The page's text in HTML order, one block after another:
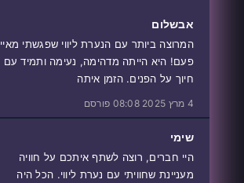
אבשלום
המרוצה ביותר עם הנערת ליווי שפגשתי מאיי
פעם! היא הייתה מדהימה, נעימה ותמיד עם
חיוך על הפנים. הזמן איתה
4 מרץ 2025 08:08 פורסם
שימי
היי חברים, רוצה לשתף איתכם על חוויה
מעניינת שחוויתי עם נערת ליווי. הכל היה